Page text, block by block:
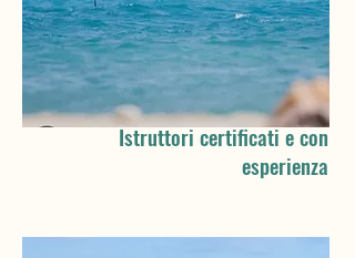
Istruttori certificati e con
esperienza